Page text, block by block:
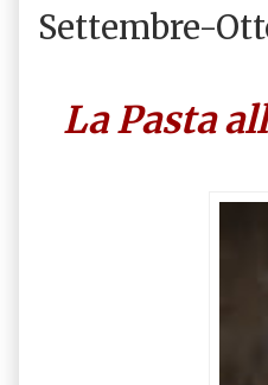
Settembre-
La Pasta